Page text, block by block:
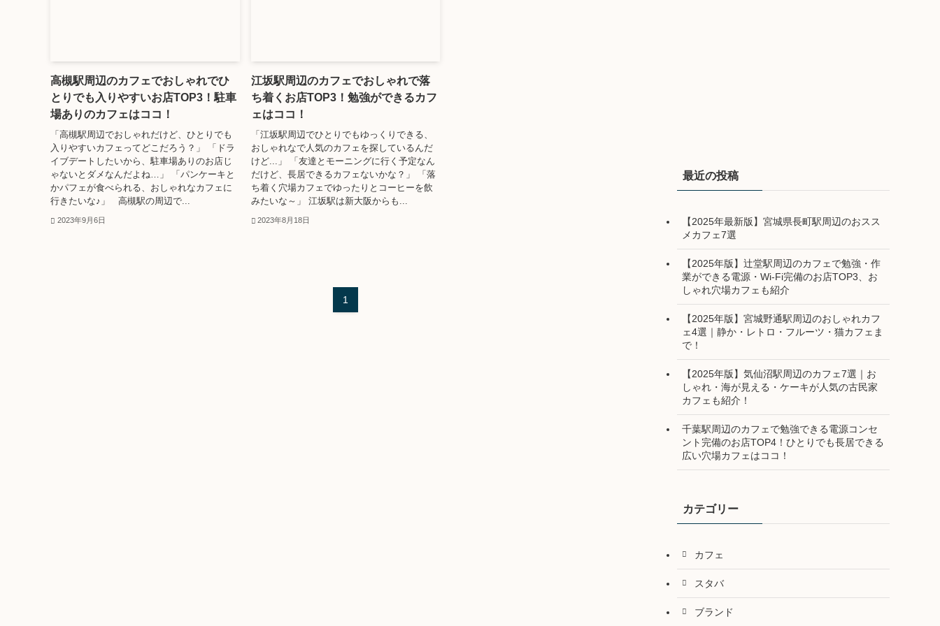
高槻駅周辺のカフェでおしゃれでひ
とりでも入りやすいお店TOP3！駐車
場ありのカフェはココ！
「高槻駅周辺でおしゃれだけど、ひとりでも
入りやすいカフェってどこだろう？」 「ドラ
イブデートしたいから、駐車場ありのお店じ
ゃないとダメなんだよね…」 「パンケーキと
かパフェが食べられる、おしゃれなカフェに
行きたいな♪」 高槻駅の周辺で...
2023年9月6日
江坂駅周辺のカフェでおしゃれで落
ち着くお店TOP3！勉強ができるカフ
ェはココ！
「江坂駅周辺でひとりでもゆっくりできる、
おしゃれなで人気のカフェを探しているんだ
けど...」 「友達とモーニングに行く予定なん
だけど、長居できるカフェないかな？」 「落
ち着く穴場カフェでゆったりとコーヒーを飲
みたいな～」 江坂駅は新大阪からも...
2023年8月18日
1
最近の投稿
【2025年最新版】宮城県長町駅周辺のおスス
メカフェ7選
【2025年版】辻堂駅周辺のカフェで勉強・作
業ができる電源・Wi-Fi完備のお店TOP3、お
しゃれ穴場カフェも紹介
【2025年版】宮城野通駅周辺のおしゃれカフ
ェ4選｜静か・レトロ・フルーツ・猫カフェま
で！
【2025年版】気仙沼駅周辺のカフェ7選｜お
しゃれ・海が見える・ケーキが人気の古民家
カフェも紹介！
千葉駅周辺のカフェで勉強できる電源コンセ
ント完備のお店TOP4！ひとりでも長居できる
広い穴場カフェはココ！
カテゴリー
カフェ
スタバ
ブランド